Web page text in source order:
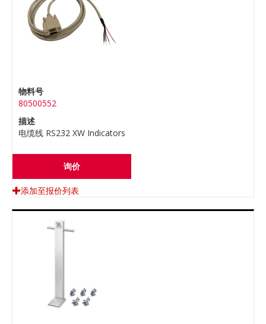
物料号
80500552
描述
电缆线 RS232 XW Indicators
询价
添加至报价列表